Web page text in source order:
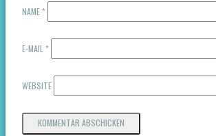
NAME*
E-MAIL *
WEBSITE